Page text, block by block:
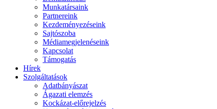
Munkatársaink
Partnereink
Kezdeményezéseink
Sajtószoba
Médiamegjelenéseink
Kapcsolat
Támogatás
Hírek
Szolgáltatások
Adatbányászat
Ágazati elemzés
Kockázat-előrejelzés